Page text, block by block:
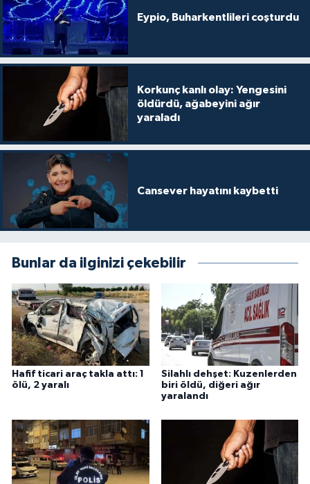
Eypio, Buharkentlileri coşturdu
Korkunç kanlı olay: Yengesini
öldürdü, ağabeyini ağır
yaraladı
Cansever hayatını kaybetti
Bunlar da ilginizi çekebilir
Hafif ticari araç takla attı: 1
ölü, 2 yaralı
Silahlı dehşet: Kuzenlerden
biri öldü, diğeri ağır
yaralandı